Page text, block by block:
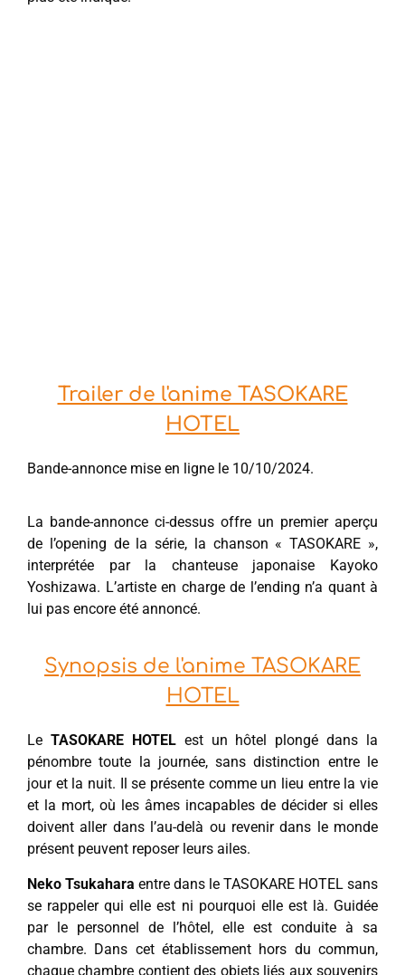
Trailer de l'anime TASOKARE
HOTEL
Bande-annonce mise en ligne le 10/10/2024.
La bande-annonce ci-dessus offre un premier aperçu
de l’opening de la série, la chanson « TASOKARE »,
interprétée par la chanteuse japonaise Kayoko
Yoshizawa. L’artiste en charge de l’ending n’a quant à
lui pas encore été annoncé.
Synopsis de l'anime TASOKARE
HOTEL
Le TASOKARE HOTELest un hôtel plongé dans la
pénombre toute la journée, sans distinction entre le
jour et la nuit. Il se présente comme un lieu entre la vie
et la mort, où les âmes incapables de décider si elles
doivent aller dans l’au-delà ou revenir dans le monde
présent peuvent reposer leurs ailes.
Neko Tsukahara entre dans le TASOKARE HOTEL sans
se rappeler qui elle est ni pourquoi elle est là. Guidée
par le personnel de l’hôtel, elle est conduite à sa
chambre. Dans cet établissement hors du commun,
chaque chambre contient des objets liés aux souvenirs